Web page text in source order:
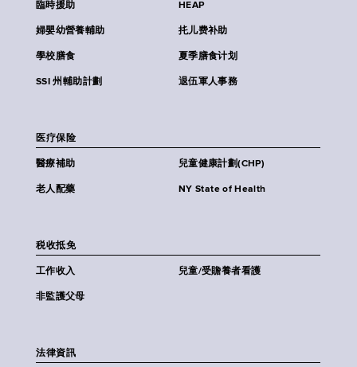
臨時援助 HEAP
婦嬰幼營養輔助 扥儿费补助
學校膳食 夏季膳食计划
SSI 州輔助計劃 退伍軍人事務
医疗保险
醫療補助 兒童健康計劃(CHP)
老人配藥 NY State of Health
税收抵免
工作收入 兒童/受贍養者看護
非監護父母
法律資訊